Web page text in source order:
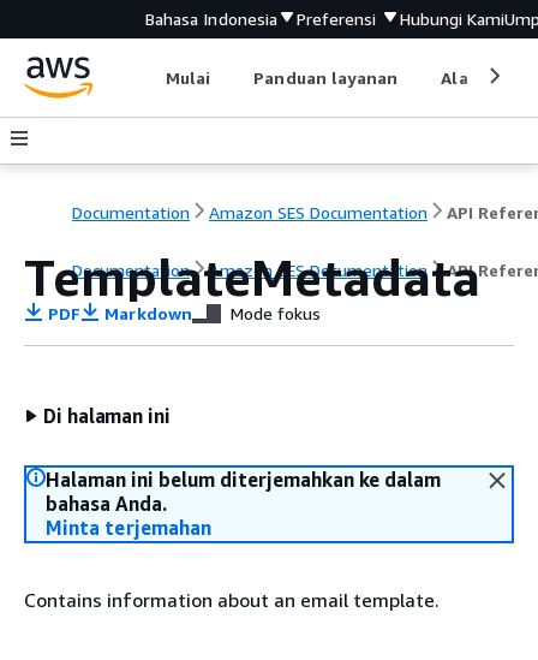
Bahasa Indonesia Preferensi Hubungi Kami
Mulai Panduan layanan Alat
Documentation Amazon SES Documentation API
Documentation Amazon SES Documentation API
TemplateMetadata
PDF Markdown Mode fokus
Di halaman ini
Halaman ini belum diterjemahkan ke dalam
bahasa Anda.
Minta terjemahan
Contains information about an email template.